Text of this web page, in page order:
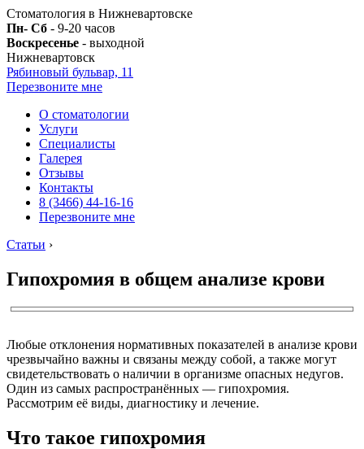
Стоматология в Нижневартовске
Пн- Сб - 9-20 часов
Воскресенье - выходной
Нижневартовск
Рябиновый бульвар, 11
Перезвоните мне
О стоматологии
Услуги
Специалисты
Галерея
Отзывы
Контакты
8 (3466) 44-16-16
Перезвоните мне
Статьи ›
Гипохромия в общем анализе крови
Любые отклонения нормативных показателей в анализе крови
чрезвычайно важны и связаны между собой, а также могут
свидетельствовать о наличии в организме опасных недугов.
Один из самых распространённых — гипохромия.
Рассмотрим её виды, диагностику и лечение.
Что такое гипохромия